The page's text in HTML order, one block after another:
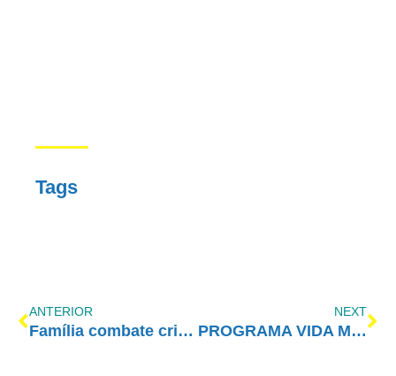
Tags
ANTERIOR
Família combate crime
NEXT
PROGRAMA VIDA MELHOR – REDEVIDA – 26/03/2018